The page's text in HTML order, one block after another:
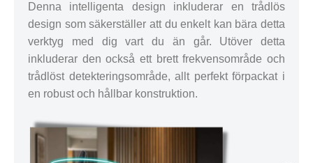
Denna intelligenta design inkluderar en trådlös
design som säkerställer att du enkelt kan bära detta
verktyg med dig vart du än går. Utöver detta
inkluderar den också ett brett frekvensområde och
trådlöst detekteringsområde, allt perfekt förpackat i
en robust och hållbar konstruktion.